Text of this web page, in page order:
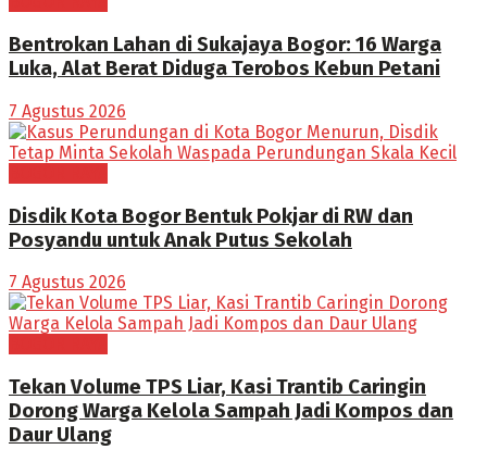
Bentrokan Lahan di Sukajaya Bogor: 16 Warga
Luka, Alat Berat Diduga Terobos Kebun Petani
7 Agustus 2026
Disdik Kota Bogor Bentuk Pokjar di RW dan
Posyandu untuk Anak Putus Sekolah
7 Agustus 2026
Tekan Volume TPS Liar, Kasi Trantib Caringin
Dorong Warga Kelola Sampah Jadi Kompos dan
Daur Ulang